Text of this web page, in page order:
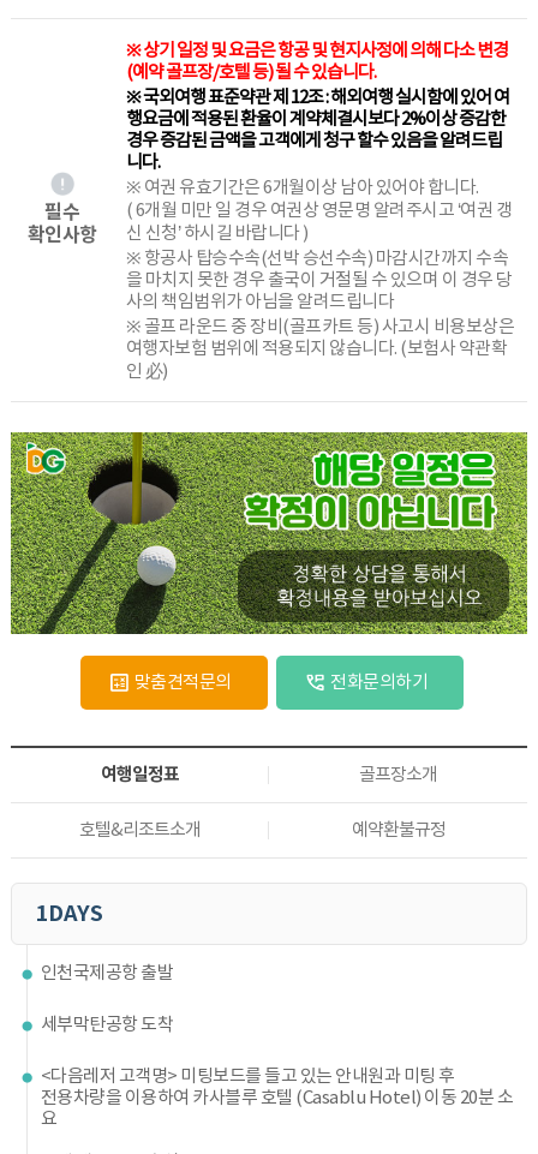
필수
확인사항
※ 상기 일정 및 요금은 항공 및 현지사정에 의해 다소 변경
(예약 골프장/호텔 등) 될 수 있습니다.
※ 국외여행 표준약관 제 12조 : 해외여행 실시함에 있어 여
행요금에 적용된 환율이 계약체결시보다 2%이상 증감한
경우 증감된 금액을 고객에게 청구 할수 있음을 알려드립
니다.
※ 여권 유효기간은 6개월이상 남아 있어야 합니다.
( 6개월 미만 일 경우 여권상 영문명 알려주시고 ‘여권 갱
신 신청’ 하시길 바랍니다 )
※ 항공사 탑승수속(선박 승선수속) 마감시간까지 수속
을 마치지 못한 경우 출국이 거절될 수 있으며 이 경우 당
사의 책임범위가 아님을 알려드립니다
※ 골프 라운드 중 장비(골프카트 등) 사고시 비용보상은
여행자보험 범위에 적용되지 않습니다. (보험사 약관확
인 必)
맞춤견적문의 전화문의하기
여행일정표 골프장소개
호텔&리조트소개 예약환불규정
1DAYS
인천국제공항 출발
세부막탄공항 도착
<다음레저 고객명> 미팅보드를 들고 있는 안내원과 미팅 후
전용차량을 이용하여 카사블루 호텔 (Casablu Hotel) 이동 20분 소
요